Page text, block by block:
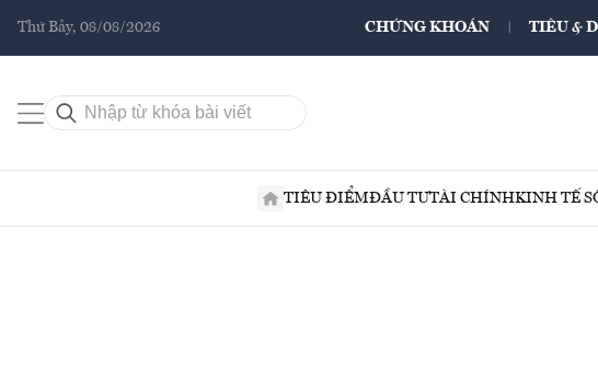
Thứ Bảy, 08/08/2026 CHỨNG KHOÁN TIÊU &
TIÊU ĐIỂMĐẦU TƯTÀI CHÍNHKINH TẾ